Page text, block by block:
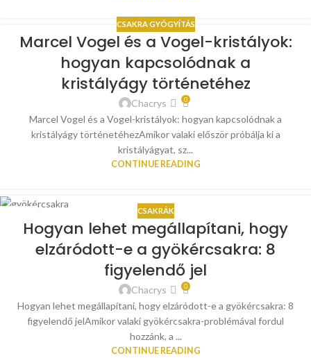
CSAKRA GYÓGYÍTÁS
Marcel Vogel és a Vogel-kristályok:
hogyan kapcsolódnak a
kristályágy történetéhez
Chacrys 0
Marcel Vogel és a Vogel-kristályok: hogyan kapcsolódnak a
kristályágy történetéhezAmikor valaki először próbálja ki a
kristályágyat, sz...
CONTINUE READING
CSAKRÁK
Hogyan lehet megállapítani, hogy
elzáródott-e a gyökércsakra: 8
figyelendő jel
Chacrys 0
Hogyan lehet megállapítani, hogy elzáródott-e a gyökércsakra: 8
figyelendő jelAmikor valaki gyökércsakra-problémával fordul
hozzánk, a ...
CONTINUE READING